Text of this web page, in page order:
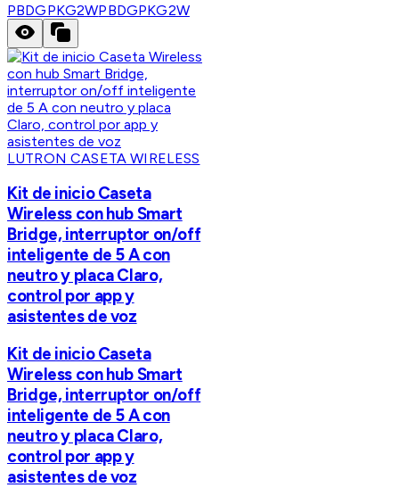
PBDGPKG2WPBDGPKG2W
LUTRON CASETA WIRELESS
Kit de inicio Caseta
Wireless con hub Smart
Bridge, interruptor on/off
inteligente de 5 A con
neutro y placa Claro,
control por app y
asistentes de voz
Kit de inicio Caseta
Wireless con hub Smart
Bridge, interruptor on/off
inteligente de 5 A con
neutro y placa Claro,
control por app y
asistentes de voz